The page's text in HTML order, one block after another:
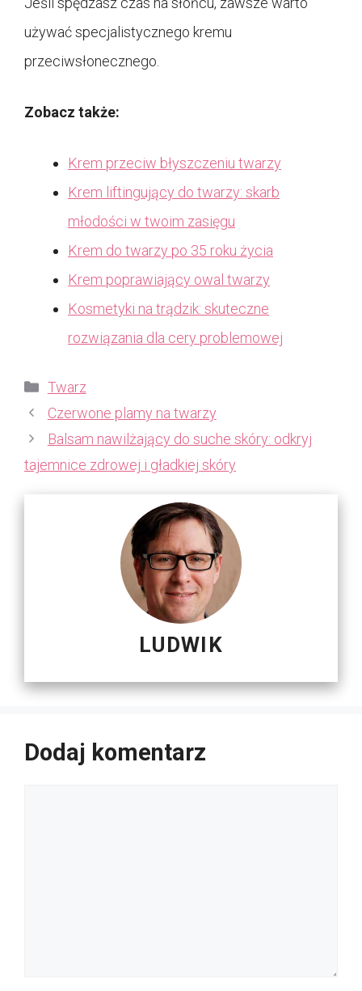
używać specjalistycznego kremu
przeciwsłonecznego.
Zobacz także:
Krem przeciw błyszczeniu twarzy
Krem liftingujący do twarzy: skarb
młodości w twoim zasięgu
Krem do twarzy po 35 roku życia
Krem poprawiający owal twarzy
Kosmetyki na trądzik: skuteczne
rozwiązania dla cery problemowej
Kategorie
Twarz
Czerwone plamy na twarzy
Balsam nawilżający do suche skóry: odkryj
tajemnice zdrowej i gładkiej skóry
LUDWIK
Dodaj komentarz